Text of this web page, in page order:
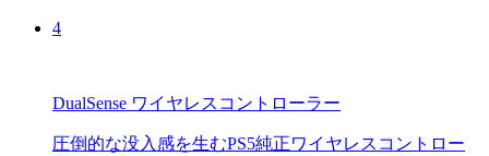
4
DualSense ワイヤレスコントローラー
圧倒的な没入感を生むPS5純正ワイヤレスコントロー